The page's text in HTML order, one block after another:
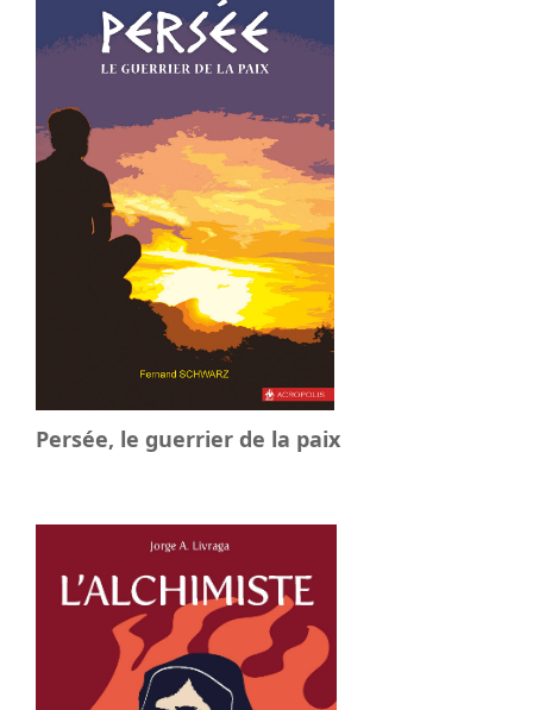
Persée, le guerrier de la paix